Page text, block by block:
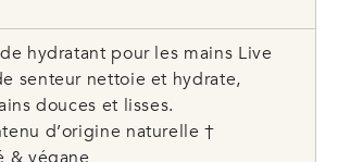
hydratant pour les mains Live
senteur nettoie et hydrate,
douces et lisses.
d’origine naturelle †